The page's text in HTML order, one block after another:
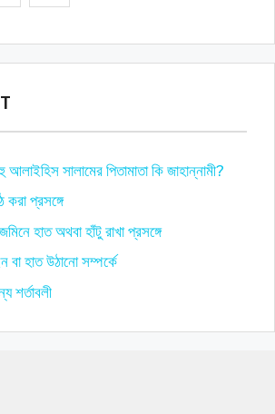
আলাইহিস সালামের পিতামাতা কি জাহান্নামী?
করা প্রসঙ্গে
হাত অথবা হাঁটু রাখা প্রসঙ্গে
বা হাত উঠানো সম্পর্কে
শর্তাবলী